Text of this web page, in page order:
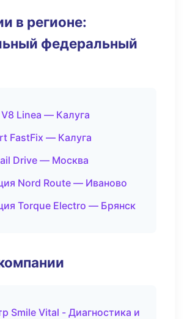
в регионе:
федеральный
V8 Linea — Калуга
FastFix — Калуга
Drive — Москва
Nord Route — Иваново
Torque Electro — Брянск
Smile Vital - Диагностика и